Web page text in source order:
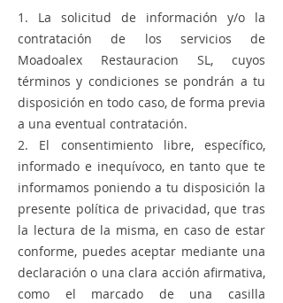
1. La solicitud de información y/o la
contratación de los servicios de
Moadoalex Restauracion SL, cuyos
términos y condiciones se pondrán a tu
disposición en todo caso, de forma previa
a una eventual contratación.
2. El consentimiento libre, específico,
informado e inequívoco, en tanto que te
informamos poniendo a tu disposición la
presente política de privacidad, que tras
la lectura de la misma, en caso de estar
conforme, puedes aceptar mediante una
declaración o una clara acción afirmativa,
como el marcado de una casilla